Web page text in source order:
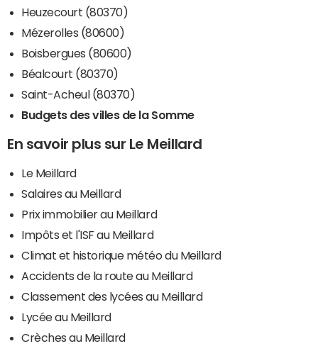
Heuzecourt (80370)
Mézerolles (80600)
Boisbergues (80600)
Béalcourt (80370)
Saint-Acheul (80370)
Budgets des villes de la Somme
En savoir plus sur Le Meillard
Le Meillard
Salaires au Meillard
Prix immobilier au Meillard
Impôts et l'ISF au Meillard
Climat et historique météo du Meillard
Accidents de la route au Meillard
Classement des lycées au Meillard
Lycée au Meillard
Crèches au Meillard